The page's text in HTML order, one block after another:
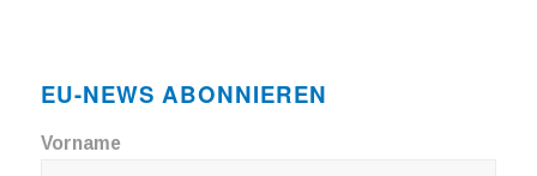
EU-NEWS ABONNIEREN
Vorname